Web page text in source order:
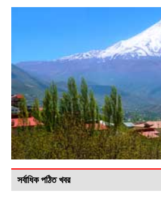
সর্বাধিক পঠিত খবর